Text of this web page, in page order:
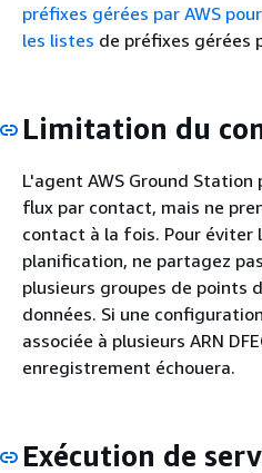
préfixes gérées par AWS
les listes de préfixes gérées
Limitation du
L'agent AWS Ground
flux par contact, mais ne
contact à la fois. Pour éviter
planification, ne partagez
plusieurs groupes de points
données. Si une
associée à plusieurs ARN
enregistrement échouera.
Exécution de